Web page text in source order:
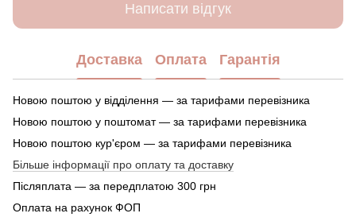
Написати відгук
Доставка Оплата Гарантія
Новою поштою у відділення — за тарифами перевізника
Новою поштою у поштомат — за тарифами перевізника
Новою поштою кур'єром — за тарифами перевізника
Більше інформації про оплату та доставку
Післяплата — за передплатою 300 грн
Оплата на рахунок ФОП